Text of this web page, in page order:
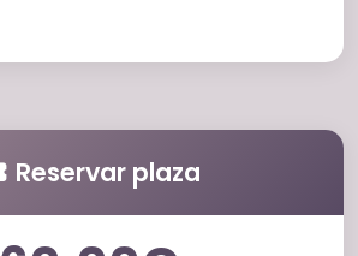
Reservar plaza